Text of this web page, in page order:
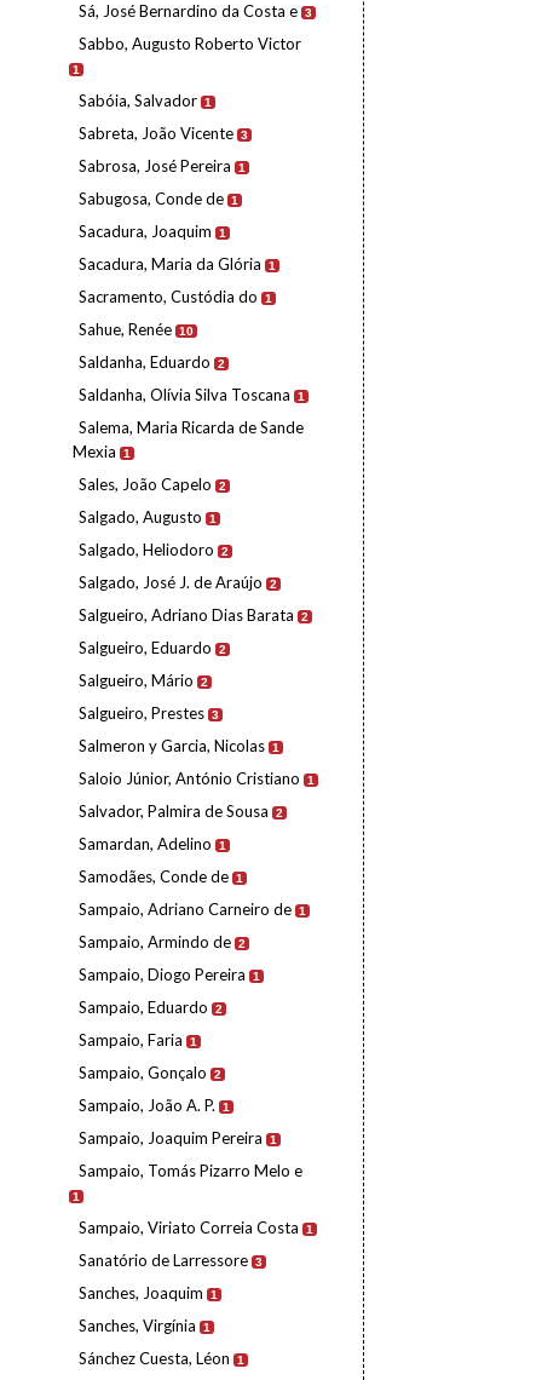
Sá, José Bernardino da Costa e 3
Sabbo, Augusto Roberto Victor
1
Sabóia, Salvador 1
Sabreta, João Vicente 3
Sabrosa, José Pereira 1
Sabugosa, Conde de 1
Sacadura, Joaquim 1
Sacadura, Maria da Glória 1
Sacramento, Custódia do 1
Sahue, Renée 10
Saldanha, Eduardo 2
Saldanha, Olívia Silva Toscana 1
Salema, Maria Ricarda de Sande
Mexia
1
Sales, João Capelo 2
Salgado, Augusto 1
Salgado, Heliodoro 2
Salgado, José J. de Araújo 2
Salgueiro, Adriano Dias Barata 2
Salgueiro, Eduardo 2
Salgueiro, Mário 2
Salgueiro, Prestes 3
Salmeron y Garcia, Nicolas 1
Saloio Júnior, António Cristiano 1
Salvador, Palmira de Sousa 2
Samardan, Adelino 1
Samodães, Conde de 1
Sampaio, Adriano Carneiro de 1
Sampaio, Armindo de 2
Sampaio, Diogo Pereira 1
Sampaio, Eduardo 2
Sampaio, Faria 1
Sampaio, Gonçalo 2
Sampaio, João A. P. 1
Sampaio, Joaquim Pereira 1
Sampaio, Tomás Pizarro Melo e
1
Sampaio, Viriato Correia Costa 1
Sanatório de Larressore 3
Sanches, Joaquim 1
Sanches, Virgínia 1
Sánchez Cuesta, Léon 1